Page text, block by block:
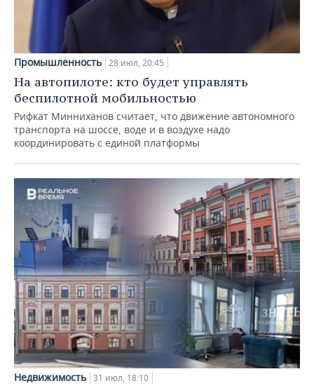
Промышленность 28 июл, 20:45
На автопилоте: кто будет управлять
беспилотной мобильностью
Рифкат Минниханов считает, что движение автономного
транспорта на шоссе, воде и в воздухе надо
координировать с единой платформы
Недвижимость 31 июл, 18:10